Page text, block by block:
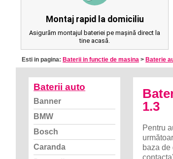
Montaj rapid la domiciliu
Asigurăm montajul bateriei pe mașină direct la
tine acasă.
Esti in pagina: Baterii in functie de masina > Baterie
1.3
Pentru
baza
Baterii auto
Banner
BMW
Bosch
Caranda